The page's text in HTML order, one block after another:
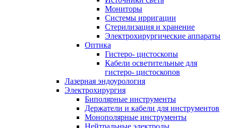
Мониторы
Системы ирригации
Стерилизация и хранение
Электрохирургические аппараты
Оптика
Гистеро- цистоскопы
Кабели осветительные для
гистеро- цистоскопов
Лазерная эндоурология
Электрохирургия
Биполярные инструменты
Держатели и кабели для инструментов
Монополярные инструменты
Нейтральные электроды